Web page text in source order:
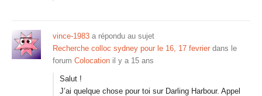
vince-1983 a répondu au sujet
Recherche colloc sydney pour le 16, 17 fevrier dans le
forum Colocation il y a 15 ans
Salut !
J’ai quelque chose pour toi sur Darling Harbour. Appel